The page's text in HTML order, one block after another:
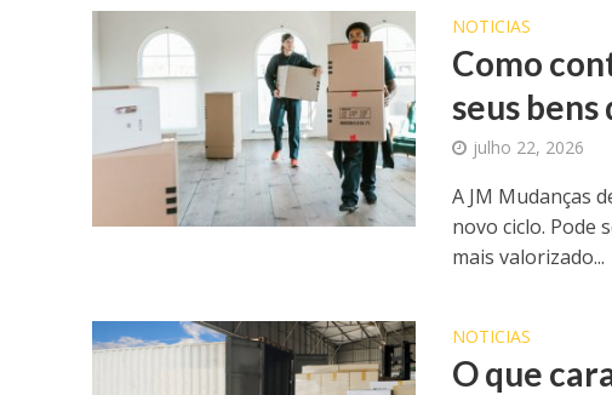
NOTICIAS
Como
seus
julho 22, 2026
A JM Mudanças
novo ciclo. Pode
mais valorizado...
NOTICIAS
O que